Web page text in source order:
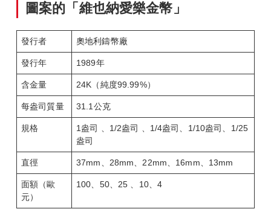
圖案的「維也納愛樂金幣」
發行者 奧地利鑄幣廠
發行年 1989年
含金量 24K（純度99.99%）
每盎司質量 31.1公克
規格
1盎司 、1/2盎司 、1/4盎司、1/10盎司、1/25
盎司
直徑 37mm、28mm、22mm、16mm、13mm
面額（歐
元）
100、50、25 、10、4